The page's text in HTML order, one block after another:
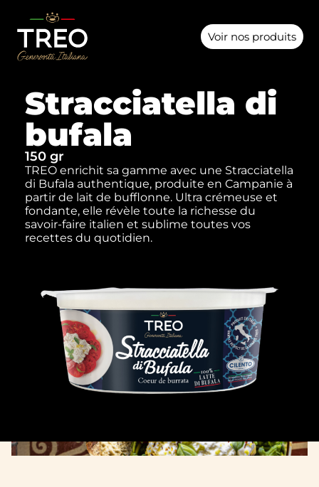
Voir nos produits
Stracciatella di
bufala
150 gr
TREO enrichit sa gamme avec une Stracciatella
di Bufala authentique, produite en Campanie à
partir de lait de bufflonne. Ultra crémeuse et
fondante, elle révèle toute la richesse du
savoir-faire italien et sublime toutes vos
recettes du quotidien.